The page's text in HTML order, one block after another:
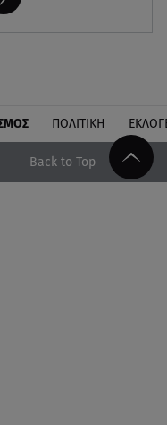
ΠΟΛΙΤΙΚΗ
Back to Top